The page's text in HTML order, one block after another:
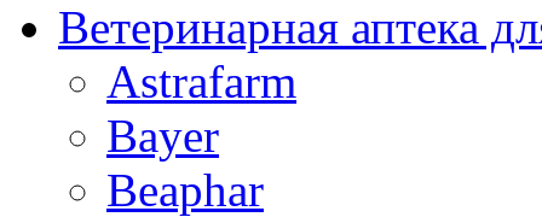
Ветеринарная аптека
Astrafarm
Bayer
Beaphar